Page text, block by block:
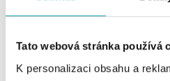
Tato webová stránka používá
K personalizaci obsahu a
od 19 461 Kč od